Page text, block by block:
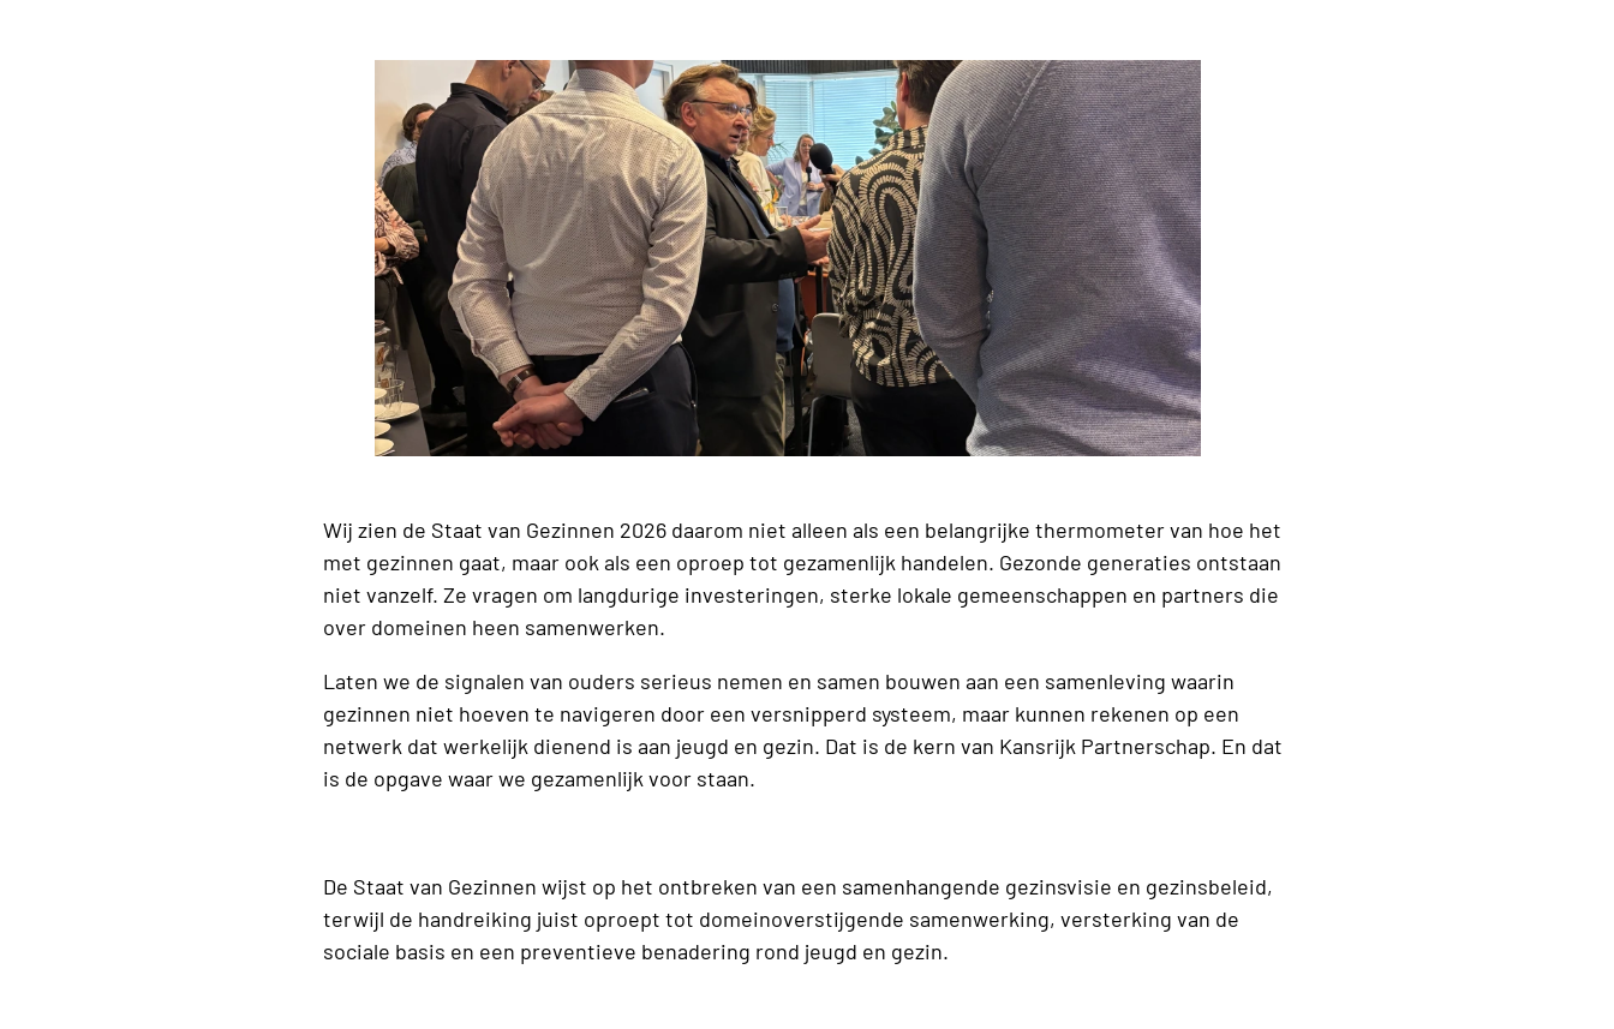
Wij zien de Staat van Gezinnen 2026 daarom niet alleen als een belangrijke thermometer van hoe het
met gezinnen gaat, maar ook als een oproep tot gezamenlijk handelen. Gezonde generaties ontstaan
niet vanzelf. Ze vragen om langdurige investeringen, sterke lokale gemeenschappen en partners die
over domeinen heen samenwerken.
Laten we de signalen van ouders serieus nemen en samen bouwen aan een samenleving waarin
gezinnen niet hoeven te navigeren door een versnipperd systeem, maar kunnen rekenen op een
netwerk dat werkelijk dienend is aan jeugd en gezin. Dat is de kern van Kansrijk Partnerschap. En dat
is de opgave waar we gezamenlijk voor staan.
De Staat van Gezinnen wijst op het ontbreken van een samenhangende gezinsvisie en gezinsbeleid,
terwijl de handreiking juist oproept tot domeinoverstijgende samenwerking, versterking van de
sociale basis en een preventieve benadering rond jeugd en gezin.